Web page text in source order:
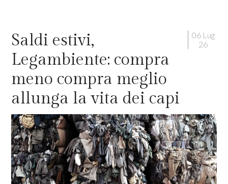
06 Lug
26
Saldi estivi,
Legambiente: compra
meno compra meglio
allunga la vita dei capi